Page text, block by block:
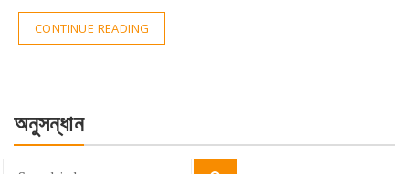
CONTINUE READING
অনুসন্ধান